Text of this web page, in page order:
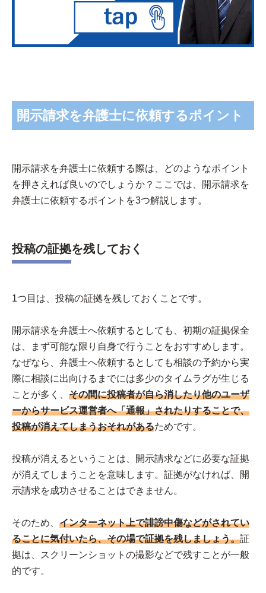
開示請求を弁護士に依頼するポイント
開示請求を弁護士に依頼する際は、どのようなポイント
を押さえれば良いのでしょうか？ここでは、開示請求を
弁護士に依頼するポイントを3つ解説します。
投稿の証拠を残しておく
1つ目は、投稿の証拠を残しておくことです。
開示請求を弁護士へ依頼するとしても、初期の証拠保全
は、まず可能な限り自身で行うことをおすすめします。
なぜなら、弁護士へ依頼するとしても相談の予約から実
際に相談に出向けるまでには多少のタイムラグが生じる
ことが多く、 その間に投稿者が自ら消したり他のユーザ
ーからサービス運営者へ「通報」されたりすることで、
投稿が消えてしまうおそれがあるためです。
投稿が消えるということは、開示請求などに必要な証拠
が消えてしまうことを意味します。証拠がなければ、開
示請求を成功させることはできません。
そのため、 インターネット上で誹謗中傷などがされてい
ることに気付いたら、その場で証拠を残しましょう。証
拠は、スクリーンショットの撮影などで残すことが一般
的です。